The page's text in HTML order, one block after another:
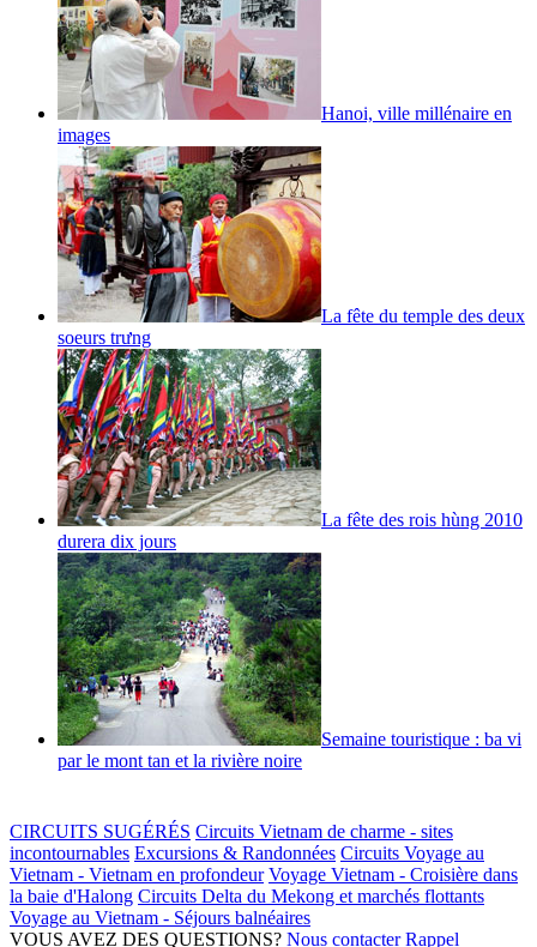
Hanoi, ville millénaire en
images
La fête du temple des deux
soeurs trưng
La fête des rois hùng 2010
durera dix jours
Semaine touristique : ba vi
par le mont tan et la rivière noire
CIRCUITS SUGÉRÉS Circuits Vietnam de charme - sites
incontournables Excursions & Randonnées Circuits Voyage au
Vietnam - Vietnam en profondeur Voyage Vietnam - Croisière dans
la baie d'Halong Circuits Delta du Mekong et marchés flottants
Voyage au Vietnam - Séjours balnéaires
VOUS AVEZ DES QUESTIONS? Nous contacter Rappel